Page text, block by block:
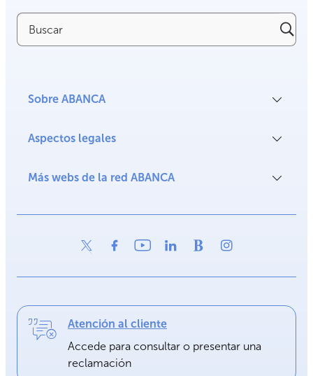
Buscar
Sobre ABANCA
Aspectos legales
Más webs de la red ABANCA
Atención al cliente
Accede para consultar o presentar una
reclamación